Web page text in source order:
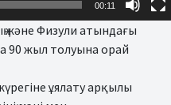
00:11
және Физули атындағы
90 жыл толуына орай
ұялату арқылы